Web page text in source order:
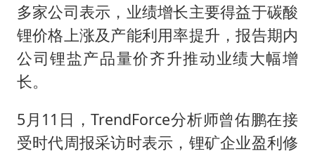
多家公司表示，业绩增长主要得益于碳酸
锂价格上涨及产能利用率提升，报告期内
公司锂盐产品量价齐升推动业绩大幅增
长。
5月11日，TrendForce分析师曾佑鹏在接
受时代周报采访时表示，锂矿企业盈利修